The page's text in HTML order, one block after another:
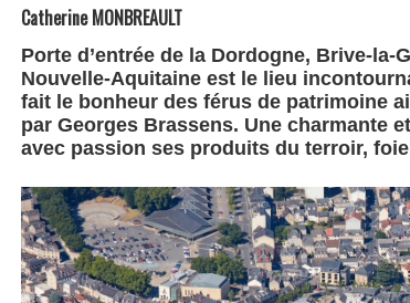
Catherine MONBREAULT
Porte d’entrée de la Dordogne, Brive-
Nouvelle-Aquitaine est le lieu
fait le bonheur des férus de patrimoine
par Georges Brassens. Une charmante
avec passion ses produits du terroir,